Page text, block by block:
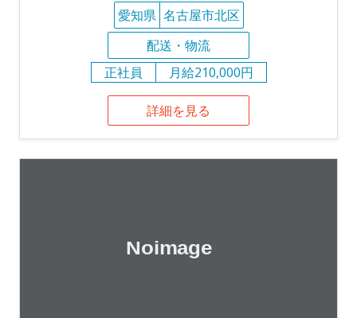
愛知県 名古屋市北区
配送・物流
正社員
月給210,000円
詳細を見る